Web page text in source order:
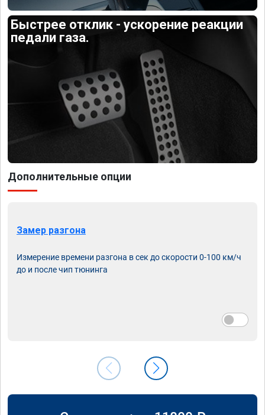
Быстрее отклик - ускорение реакции
педали газа.
Дополнительные опции
Замер разгона
Измерение времени разгона в сек до скорости 0-100 км/ч
до и после чип тюнинга